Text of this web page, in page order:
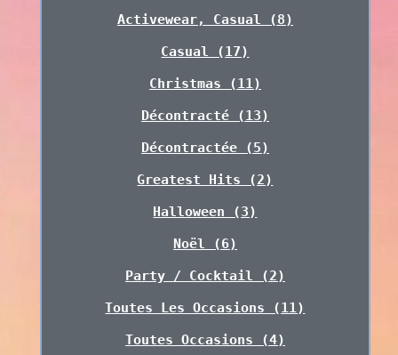
Activewear, Casual (8)
Casual (17)
Christmas (11)
Décontracté (13)
Décontractée (5)
Greatest Hits (2)
Halloween (3)
Noël (6)
Party / Cocktail (2)
Toutes Les Occasions (11)
Toutes Occasions (4)